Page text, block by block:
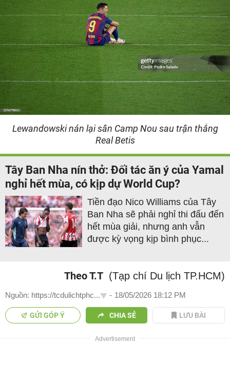
Lewandowski nán lại sân Camp Nou sau trận thắng
Real Betis
Tây Ban Nha nín thở: Đối tác ăn ý của Yamal
nghỉ hết mùa, có kịp dự World Cup?
Tiền đạo Nico Williams của Tây
Ban Nha sẽ phải nghỉ thi đấu đến
hết mùa giải, nhưng anh vẫn
được kỳ vọng kịp bình phục...
Theo T.T (Tạp chí Du lịch TP.HCM)
Nguồn: https://tcdulichtphc... - 18/05/2026 18:12 PM
GỬI GÓP Ý CHIA SẺ LƯU BÀI